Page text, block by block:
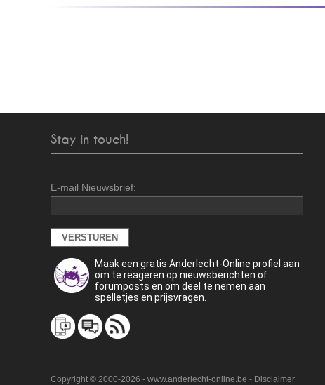
Stay in touch!
E-mail Nieuwsbrief:
Maak een gratis Anderlecht-Online profiel aan
om te reageren op nieuwsberichten of
forumposts en om deel te nemen aan
spelletjes en prijsvragen.
Copyright © 2000-2026 - www.anderlecht-online.be - Disclaimer